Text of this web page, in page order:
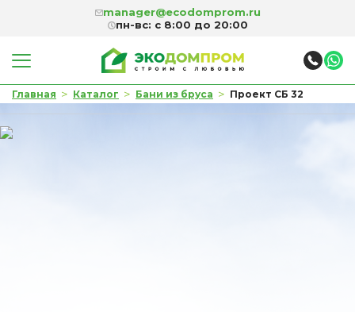
manager@ecodomprom.ru
пн-вс: с 8:00 до 20:00
Главная > Каталог > Бани из бруса > Проект СБ 32